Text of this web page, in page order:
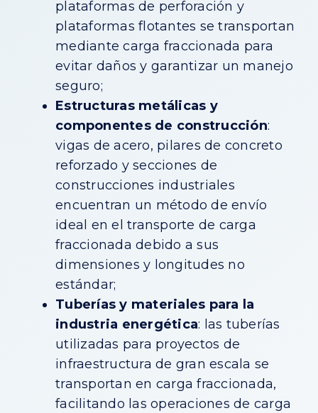
plataformas de perforación y
plataformas flotantes se transportan
mediante carga fraccionada para
evitar daños y garantizar un manejo
seguro;
Estructuras metálicas y
componentes de construcción:
vigas de acero, pilares de concreto
reforzado y secciones de
construcciones industriales
encuentran un método de envío
ideal en el transporte de carga
fraccionada debido a sus
dimensiones y longitudes no
estándar;
Tuberías y materiales para la
industria energética: las tuberías
utilizadas para proyectos de
infraestructura de gran escala se
transportan en carga fraccionada,
facilitando las operaciones de carga